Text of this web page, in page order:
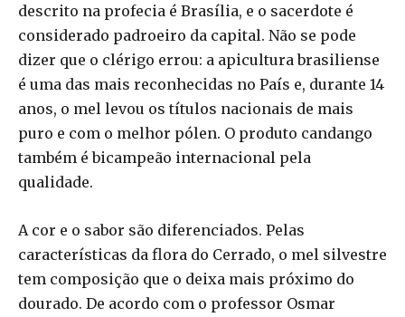
descrito na profecia é Brasília, e o sacerdote é
considerado padroeiro da capital. Não se pode
dizer que o clérigo errou: a apicultura brasiliense
é uma das mais reconhecidas no País e, durante 14
anos, o mel levou os títulos nacionais de mais
puro e com o melhor pólen. O produto candango
também é bicampeão internacional pela
qualidade.
A cor e o sabor são diferenciados. Pelas
características da flora do Cerrado, o mel silvestre
tem composição que o deixa mais próximo do
dourado. De acordo com o professor Osmar